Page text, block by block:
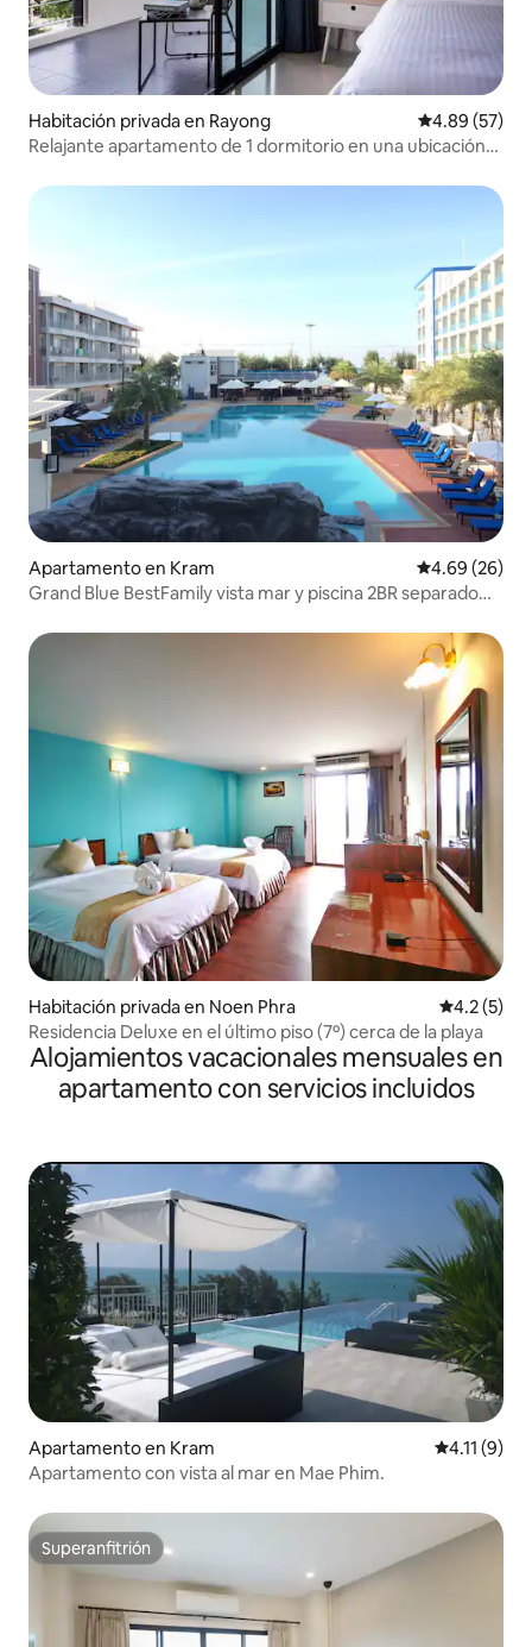
Habitación privada en Rayong Calificación
4.89 (57)
Relajante apartamento de 1 dormitorio en una ubicación
Apartamento en Kram Calificación
4.69 (26)
Grand Blue BestFamily vista mar y piscina 2BR separado
Habitación privada en Noen Phra
4.2 (5)
Residencia Deluxe en el último piso (7º) cerca de la playa
Alojamientos vacacionales mensuales en
apartamento con servicios incluidos
Apartamento en Kram Calificación
4.11 (9)
Apartamento con vista al mar en Mae Phim.
Superanfitrión
Superanfitrión